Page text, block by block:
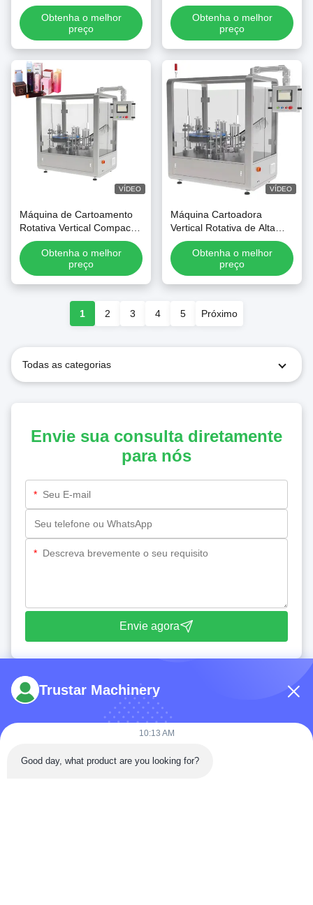
Obtenha o melhor
preço
Obtenha o melhor
preço
VÍDEO
Máquina de Cartoamento
Rotativa Vertical Compacta
para Produtos Químicos
DiáriosObtenha o melhor
preço
VÍDEO
Máquina Cartoadora
Vertical Rotativa de Alta
Velocidade para Caixas
PequenasObtenha o melhor
preço
1 2 3 4 5 Próximo
Todas as categorias
Envie sua consulta diretamente
para nós
*
*
Envie agora
Telefone: 86-180-5882-0351
Trustar Machinery
10:13 AM
Good day, what product are you looking for?